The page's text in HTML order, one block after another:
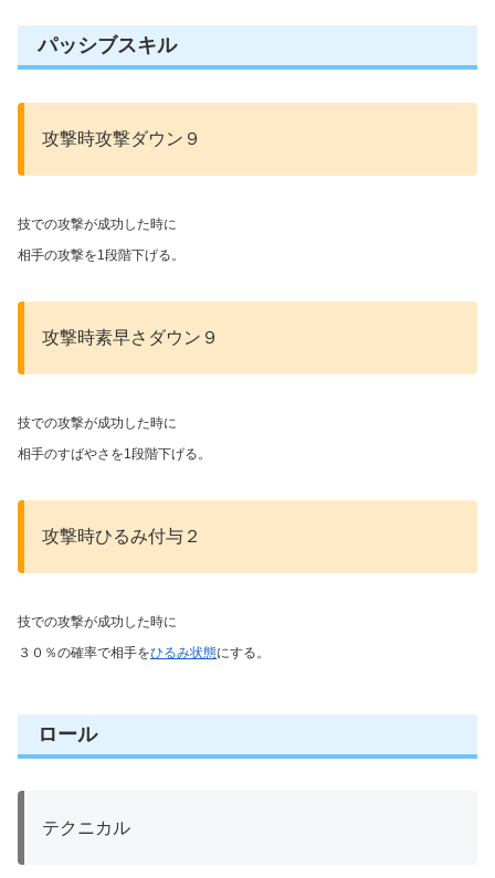
パッシブスキル
攻撃時攻撃ダウン９
技での攻撃が成功した時に
相手の攻撃を1段階下げる。
攻撃時素早さダウン９
技での攻撃が成功した時に
相手のすばやさを1段階下げる。
攻撃時ひるみ付与２
技での攻撃が成功した時に
３０％の確率で相手をひるみ状態にする。
ロール
テクニカル